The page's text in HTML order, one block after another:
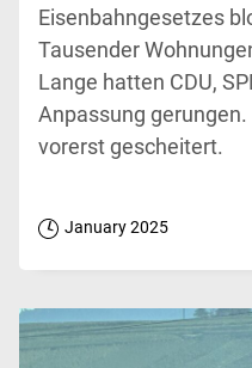
Eisenbahngesetzes
Tausender
Lange hatten CDU,
Anpassung
vorerst gescheitert.
January 2025